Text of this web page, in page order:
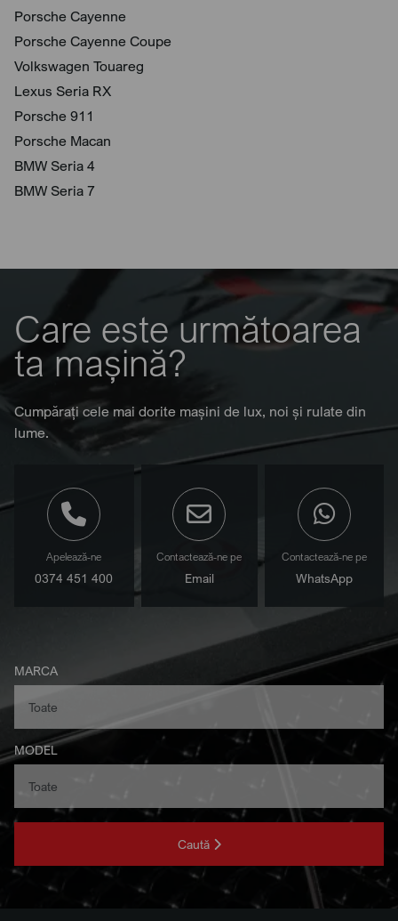
Porsche Cayenne
Porsche Cayenne Coupe
Volkswagen Touareg
Lexus Seria RX
Porsche 911
Porsche Macan
BMW Seria 4
BMW Seria 7
Care este următoarea
ta mașină?
Cumpărați cele mai dorite mașini de lux, noi și rulate din
lume.
Apelează-ne
0374 451 400
Contactează-ne pe
Email
Contactează-ne pe
WhatsApp
MARCA
MODEL
Caută